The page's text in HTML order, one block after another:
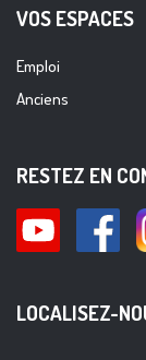
VOS ESPACES
Emploi
Anciens
RESTEZ EN
LOCALISEZ-